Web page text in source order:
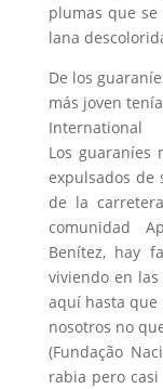
plumas que
lana
De los
más joven
International
Los guaraníes
expulsados de
de la
comunidad
Benítez, hay
viviendo en las
aquí hasta que
nosotros no
(Fundação
rabia pero